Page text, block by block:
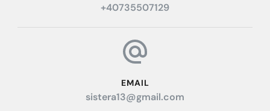
+40735507129
EMAIL
sistera13@gmail.com